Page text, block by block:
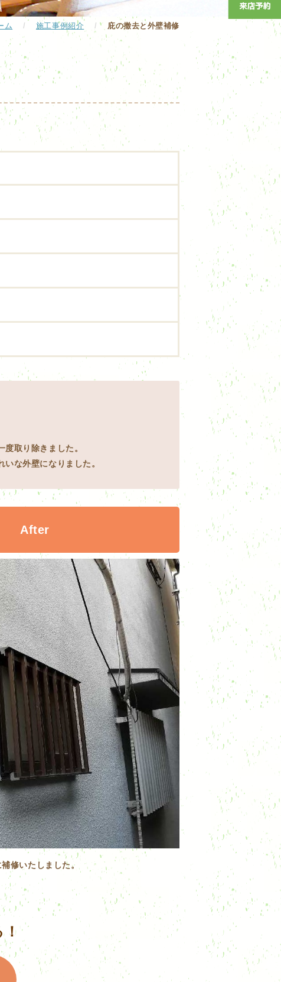
ム / 施工事例紹介 / 庇の撤去と外壁補修
度取り除きました。
な外壁になりました。
After
修いたしました。